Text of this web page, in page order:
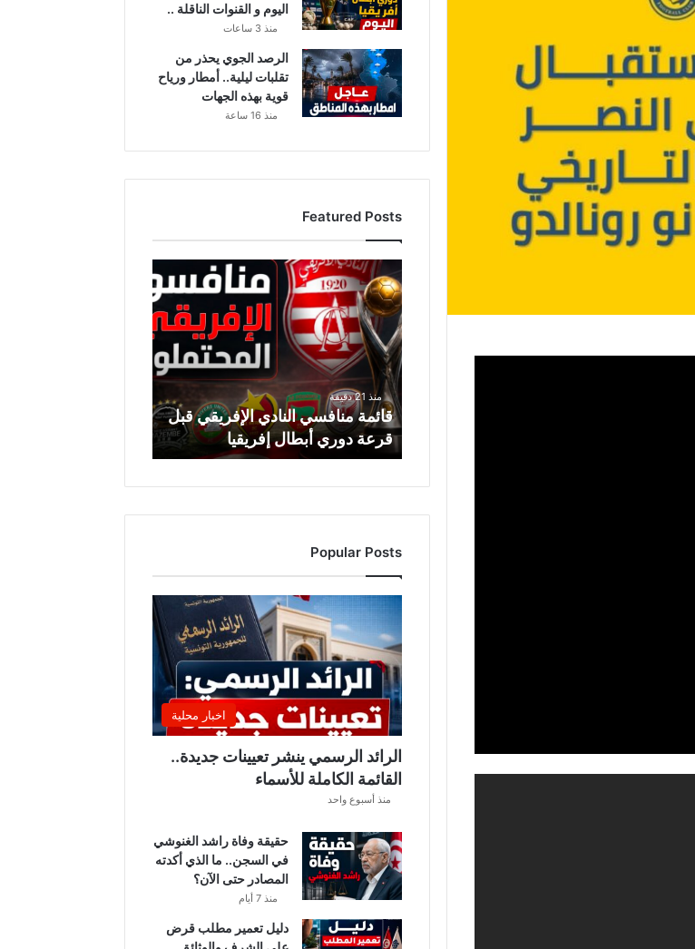
اليوم و القنوات الناقلة ..
منذ 3 ساعات
الرصد الجوي يحذر من
تقلبات ليلية.. أمطار ورياح
قوية بهذه الجهات
منذ 16 ساعة
Featured Posts
قائمة
منافسي
النادي
الإفريقي
قبل
قرعة
دوري
أبطال
إفريقيا
منذ 21 دقيقة
قائمة منافسي النادي الإفريقي قبل
قرعة دوري أبطال إفريقيا
Popular Posts
اخبار محلية
الرائد الرسمي ينشر تعيينات جديدة..
القائمة الكاملة للأسماء
منذ أسبوع واحد
حقيقة وفاة راشد الغنوشي
في السجن.. ما الذي أكدته
المصادر حتى الآن؟
منذ 7 أيام
دليل تعمير مطلب قرض